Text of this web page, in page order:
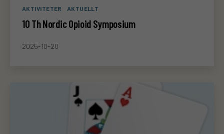
Kategorier
AKTIVITETER AKTUELLT
10 Th Nordic Opioid Symposium
2025-10-20